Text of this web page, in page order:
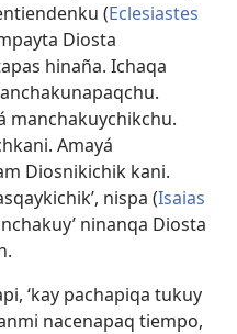
(Eclesiastes
Diosta
hinaña. Ichaqa
manchakuychikchu.
Amayá
Diosnikichik kani.
nispa (Isaias
ninanqa Diosta
‘kay pachapiqa tukuy
nacenapaq tiempo,